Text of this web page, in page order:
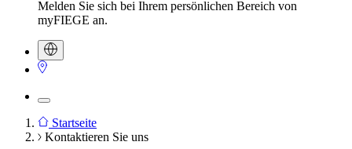
Melden Sie sich bei Ihrem persönlichen Bereich von
myFIEGE an.
Pfadnavigation
Startseite
Kontaktieren Sie uns